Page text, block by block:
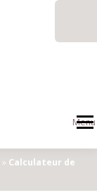
Menu
» Calculateur de